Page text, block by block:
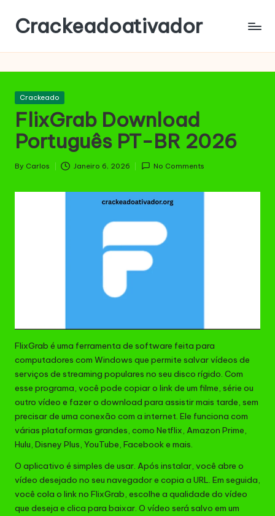
Skip
content
Crackeadoativador
Posted
Crackeado
FlixGrab Download
Português PT-BR 2026
Posted
By Carlos Janeiro 6, 2026 No Comments
FlixGrab é uma ferramenta de software feita para
computadores com Windows que permite salvar vídeos de
serviços de streaming populares no seu disco rígido. Com
esse programa, você pode copiar o link de um filme, série ou
outro vídeo e fazer o download para assistir mais tarde, sem
precisar de uma conexão com a internet. Ele funciona com
várias plataformas grandes, como Netflix, Amazon Prime,
Hulu, Disney Plus, YouTube, Facebook e mais.
O aplicativo é simples de usar. Após instalar, você abre o
vídeo desejado no seu navegador e copia a URL. Em seguida,
você cola o link no FlixGrab, escolhe a qualidade do vídeo
que deseja e clica para baixar. O vídeo será salvo em um